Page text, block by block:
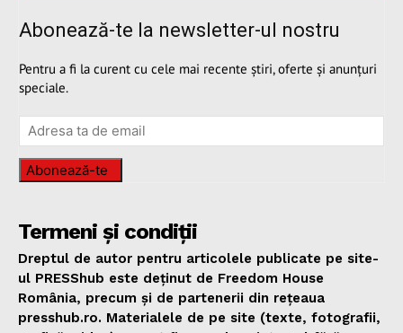
Abonează-te la newsletter-ul nostru
Pentru a fi la curent cu cele mai recente știri, oferte și anunțuri
speciale.
Abonează-te
Termeni și condiții
Dreptul de autor pentru articolele publicate pe site-
ul PRESShub este deținut de Freedom House
România, precum și de partenerii din rețeaua
presshub.ro. Materialele de pe site (texte, fotografii,